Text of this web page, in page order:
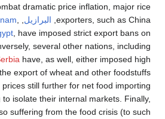
populations and to combat dramatic
البرازيل, India,
Indonesia,Vietnam,
CambodiaandEgypt, have imposed
rice.
[10]Conversely, several الأرجنتين,
Ukraine, Russia, andSerbiahave, as well,
tariffs or blocked the export of wheat
altogether, driving up prices still further
nations while trying to isolate their
North Korea, is also suffering from